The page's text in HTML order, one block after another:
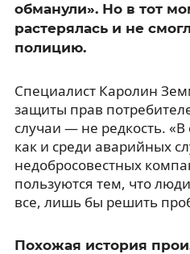
обманули». Но в тот
растерялась и не
полицию.
Специалист Каролин
защиты прав
случаи — не редкость.
как и среди аварийных
недобросовестных
пользуются тем, что
все, лишь бы решить
Похожая история